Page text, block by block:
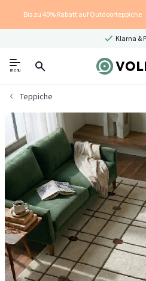
Bis zu 40% Rabatt auf Outdoorteppiche
Klarna &
menu
Teppiche